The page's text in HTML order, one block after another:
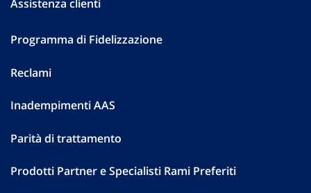
Assistenza clienti
Programma di Fidelizzazione
Reclami
Inadempimenti AAS
Parità di trattamento
Prodotti Partner e Specialisti Rami Preferiti